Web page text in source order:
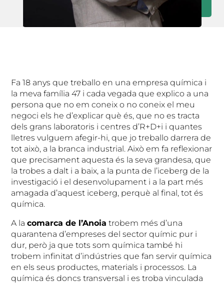
Fa 18 anys que treballo en una empresa química i
la meva família 47 i cada vegada que explico a una
persona que no em coneix o no coneix el meu
negoci els he d’explicar què és, que no es tracta
dels grans laboratoris i centres d’R+D+i i quantes
lletres vulguem afegir-hi, que jo treballo darrera de
tot això, a la branca industrial. Això em fa reflexionar
que precisament aquesta és la seva grandesa, que
la trobes a dalt i a baix, a la punta de l’iceberg de la
investigació i el desenvolupament i a la part més
amagada d’aquest iceberg, perquè al final, tot és
química.
A lacomarca de l’Anoia trobem més d’una
quarantena d’empreses del sector químic pur i
dur, però ja que tots som química també hi
trobem infinitat d’indústries que fan servir química
en els seus productes, materials i processos. La
química és doncs transversal i es troba vinculada